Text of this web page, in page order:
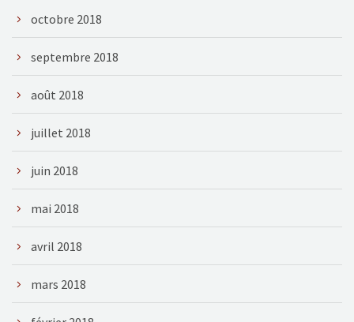
octobre 2018
septembre 2018
août 2018
juillet 2018
juin 2018
mai 2018
avril 2018
mars 2018